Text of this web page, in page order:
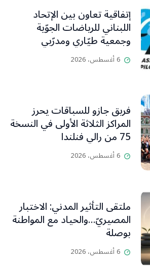
إتفاقية تعاون بين الإتحاد
اللبناني للرياضات الجوّية
وجمعية طيّاري ومدرّبي
الطيران الشراعي
6 أغسطس، 2026
فريق جازو للسباقات يحرز
المراكز الثلاثة الأولى في النسخة
75 من رالي فنلندا
6 أغسطس، 2026
ملتقى التأثير المدني: الاختبار
المصيريّ…والحياد مع المواطنة
بوصلة
6 أغسطس، 2026